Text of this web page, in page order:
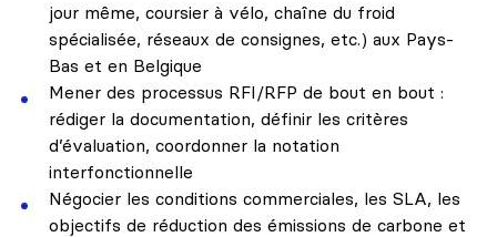
jour même, coursier à vélo, chaîne du froid
spécialisée, réseaux de consignes, etc.) aux Pays-
Bas et en Belgique
Mener des processus RFI/RFP de bout en bout :
rédiger la documentation, définir les critères
d’évaluation, coordonner la notation
interfonctionnelle
Négocier les conditions commerciales, les SLA, les
objectifs de réduction des émissions de carbone et